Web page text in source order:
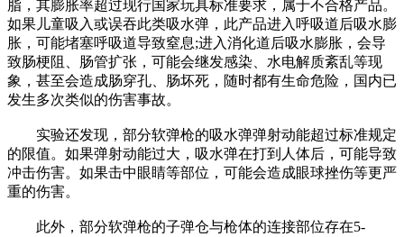
脂，其膨胀率超过现行国家玩具标准要求，属于不合格产品。
如果儿童吸入或误吞此类吸水弹，此产品进入呼吸道后吸水膨
胀，可能堵塞呼吸道导致窒息;进入消化道后吸水膨胀，会导
致肠梗阻、肠管扩张，可能会继发感染、水电解质紊乱等现
象，甚至会造成肠穿孔、肠坏死，随时都有生命危险，国内已
发生多次类似的伤害事故。
实验还发现，部分软弹枪的吸水弹弹射动能超过标准规定
的限值。如果弹射动能过大，吸水弹在打到人体后，可能导致
冲击伤害。如果击中眼睛等部位，可能会造成眼球挫伤等更严
重的伤害。
此外，部分软弹枪的子弹仓与枪体的连接部位存在5-